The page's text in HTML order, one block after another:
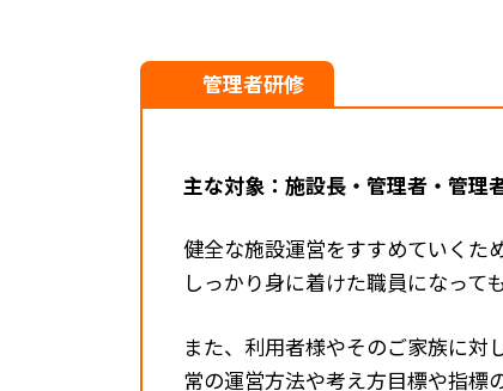
管理者研修
主な対象：施設長・管理者・管理
健全な施設運営をすすめていくた
しっかり身に着けた職員になって
また、利用者様やそのご家族に対
常の運営方法や考え方目標や指標